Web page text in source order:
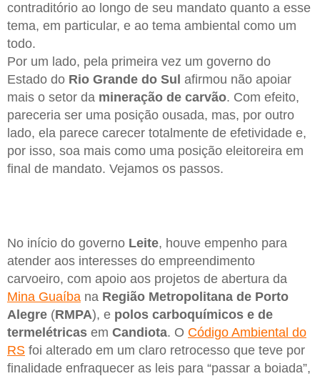
contraditório ao longo de seu mandato quanto a esse
tema, em particular, e ao tema ambiental como um
todo.
Por um lado, pela primeira vez um governo do
Estado do Rio Grande do Sul afirmou não apoiar
mais o setor da mineração de carvão. Com efeito,
pareceria ser uma posição ousada, mas, por outro
lado, ela parece carecer totalmente de efetividade e,
por isso, soa mais como uma posição eleitoreira em
final de mandato. Vejamos os passos.
No início do governo Leite, houve empenho para
atender aos interesses do empreendimento
carvoeiro, com apoio aos projetos de abertura da
Mina Guaíba na Região Metropolitana de Porto
Alegre (RMPA), e polos carboquímicos e de
termelétricas em Candiota. O Código Ambiental do
RS foi alterado em um claro retrocesso que teve por
finalidade enfraquecer as leis para “passar a boiada”,